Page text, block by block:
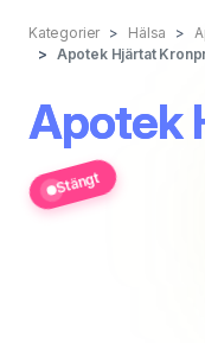
Kategorier Hälsa
Apotek Hjärtat
Apotek
Stängt